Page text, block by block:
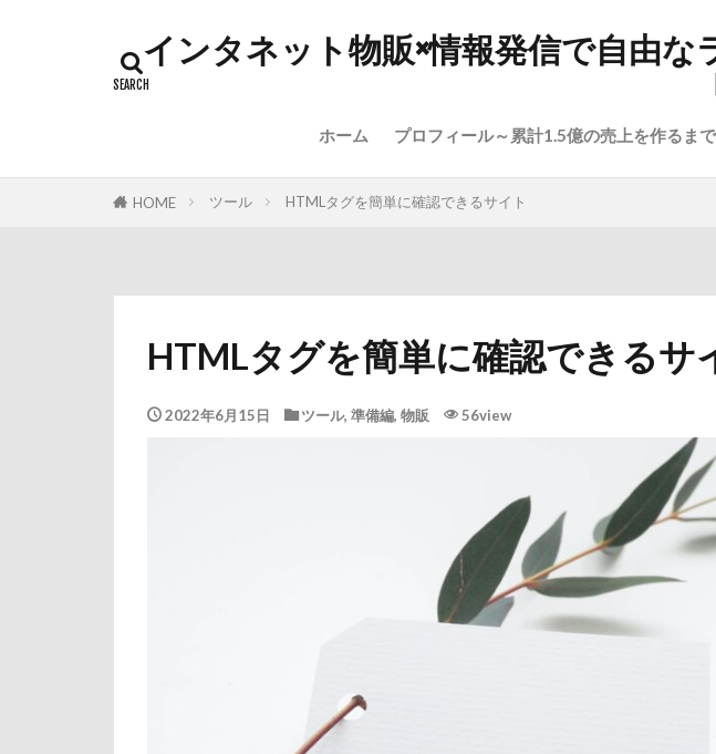
インタネット物販×情報発信で自由
ホーム プロフィール～累計1.5億の売上を作るまで
HOME ツール HTMLタグを簡単に確認できるサイト
HTMLタグを簡単に確認できるサ
2022年6月15日 ツール, 準備編, 物販 56view